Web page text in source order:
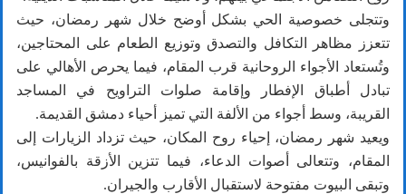
وتتجلى خصوصية الحي بشكل أوضح خلال شهر رمضان، حيث
تتعزز مظاهر التكافل والتصدق وتوزيع الطعام على المحتاجين،
وتُستعاد الأجواء الروحانية قرب المقام، فيما يحرص الأهالي على
تبادل أطباق الإفطار وإقامة صلوات التراويح في المساجد
القريبة، وسط أجواء من الألفة التي تميز أحياء دمشق القديمة.
ويعيد شهر رمضان، إحياء روح المكان، حيث تزداد الزيارات إلى
المقام، وتتعالى أصوات الدعاء، فيما تتزين الأزقة بالفوانيس،
وتبقى البيوت مفتوحة لاستقبال الأقارب والجيران.